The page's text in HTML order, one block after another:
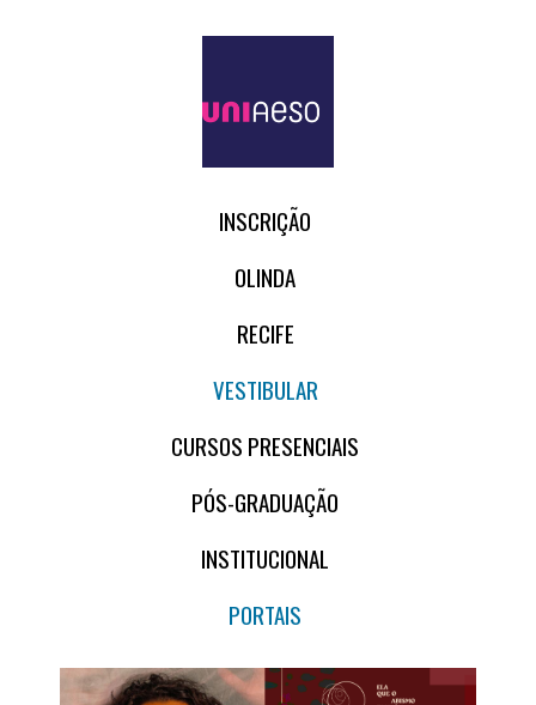
INSCRIÇÃO
OLINDA
RECIFE
VESTIBULAR
CURSOS PRESENCIAIS
PÓS-GRADUAÇÃO
INSTITUCIONAL
PORTAIS